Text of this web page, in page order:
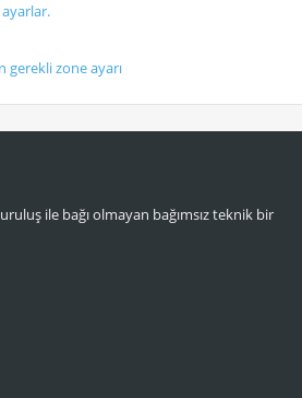
gerekli zone ayarı
ile bağı olmayan bağımsız teknik bir